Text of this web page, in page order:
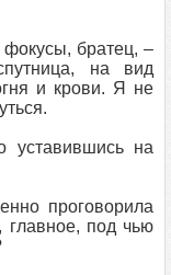
братец, –
на вид
и крови. Я не
уставившись на
проговорила
главное, под чью